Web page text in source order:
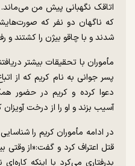
اتاقک نگهبانی پیش من
که ناگهان دو نفر که
شدند و با چاقو بیژن را کشتند و
مأموران با تحقیقات بیشتر
پسر جوانی به نام کریم که از
دعوا کرده و کریم در حضور
آسیب بزند و او را از درخت آویزان
در ادامه مأموران کریم را
قتل اعتراف کرد و گفت:«از وقتی
بدرفتاری می‌کرد با اینکه